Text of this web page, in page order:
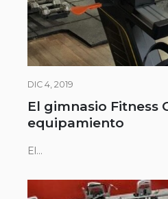
DIC 4, 2019
El gimnasio Fitness
equipamiento
El...